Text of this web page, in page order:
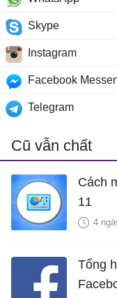
Skype
Instagram
Facebook
Telegram
Cũ vẫn chất
Cách
11
4
Tổng